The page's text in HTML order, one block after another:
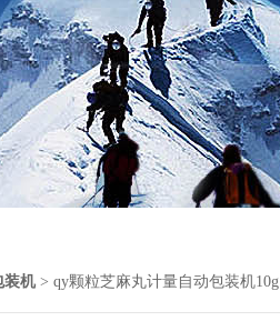
装机> qy颗粒芝麻丸计量自动包装机10g